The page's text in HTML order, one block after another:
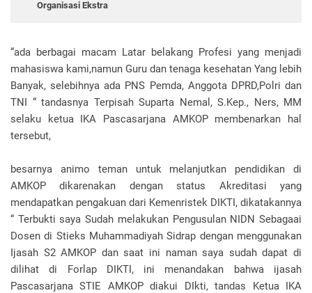
Organisasi Ekstra
“ada berbagai macam Latar belakang Profesi yang menjadi
mahasiswa kami,namun Guru dan tenaga kesehatan Yang lebih
Banyak, selebihnya ada PNS Pemda, Anggota DPRD,Polri dan
TNI “ tandasnya Terpisah Suparta Nemal, S.Kep., Ners, MM
selaku ketua IKA Pascasarjana AMKOP membenarkan hal
tersebut,
besarnya animo teman untuk melanjutkan pendidikan di
AMKOP dikarenakan dengan status Akreditasi yang
mendapatkan pengakuan dari Kemenristek DIKTI, dikatakannya
“ Terbukti saya Sudah melakukan Pengusulan NIDN Sebagaai
Dosen di Stieks Muhammadiyah Sidrap dengan menggunakan
Ijasah S2 AMKOP dan saat ini naman saya sudah dapat di
dilihat di Forlap DIKTI, ini menandakan bahwa ijasah
Pascasarjana STIE AMKOP diakui DIkti, tandas Ketua IKA